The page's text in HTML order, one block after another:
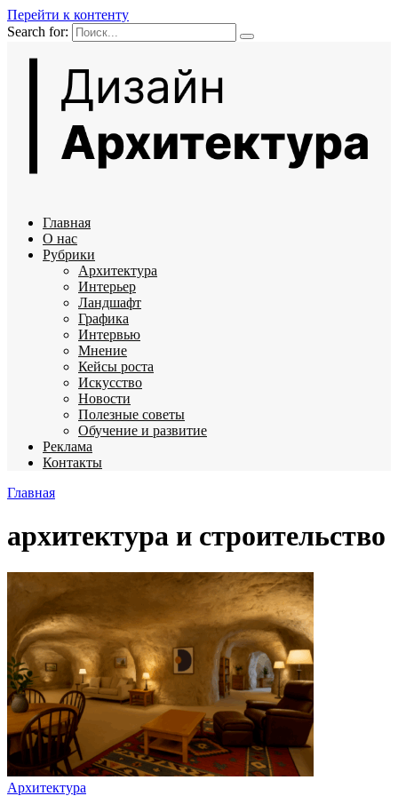
Перейти к контенту
Search for:
Главная
О нас
Рубрики
Архитектура
Интерьер
Ландшафт
Графика
Интервью
Мнение
Кейсы роста
Искусство
Новости
Полезные советы
Обучение и развитие
Реклама
Контакты
Главная
архитектура и строительство
Архитектура